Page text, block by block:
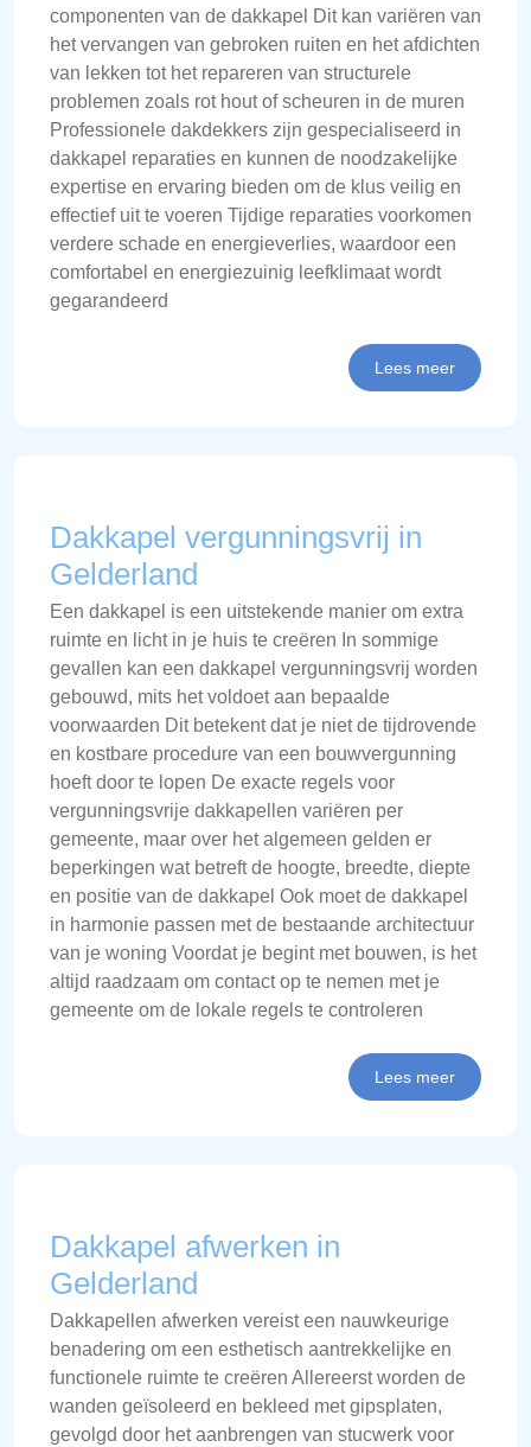
componenten van de dakkapel Dit kan variëren van
het vervangen van gebroken ruiten en het afdichten
van lekken tot het repareren van structurele
problemen zoals rot hout of scheuren in de muren
Professionele dakdekkers zijn gespecialiseerd in
dakkapel reparaties en kunnen de noodzakelijke
expertise en ervaring bieden om de klus veilig en
effectief uit te voeren Tijdige reparaties voorkomen
verdere schade en energieverlies, waardoor een
comfortabel en energiezuinig leefklimaat wordt
gegarandeerd
Lees meer
Dakkapel vergunningsvrij in
Gelderland
Een dakkapel is een uitstekende manier om extra
ruimte en licht in je huis te creëren In sommige
gevallen kan een dakkapel vergunningsvrij worden
gebouwd, mits het voldoet aan bepaalde
voorwaarden Dit betekent dat je niet de tijdrovende
en kostbare procedure van een bouwvergunning
hoeft door te lopen De exacte regels voor
vergunningsvrije dakkapellen variëren per
gemeente, maar over het algemeen gelden er
beperkingen wat betreft de hoogte, breedte, diepte
en positie van de dakkapel Ook moet de dakkapel
in harmonie passen met de bestaande architectuur
van je woning Voordat je begint met bouwen, is het
altijd raadzaam om contact op te nemen met je
gemeente om de lokale regels te controleren
Lees meer
Dakkapel afwerken in
Gelderland
Dakkapellen afwerken vereist een nauwkeurige
benadering om een esthetisch aantrekkelijke en
functionele ruimte te creëren Allereerst worden de
wanden geïsoleerd en bekleed met gipsplaten,
gevolgd door het aanbrengen van stucwerk voor